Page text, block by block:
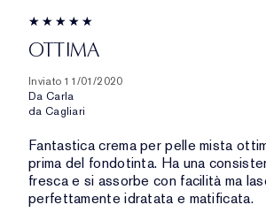
OTTIMA
Inviato 11/01/2020
Da Carla
da Cagliari
Fantastica crema per pelle mista
prima del fondotinta. Ha una
fresca e si assorbe con facilità ma
perfettamente idratata e matificata.